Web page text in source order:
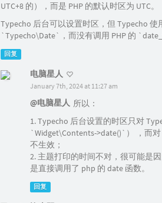
UTC+8 的），而是 PHP 的默认时区为 UTC。
Typecho 后台可以设置时区，但 Typecho
`Typecho\Date`，而没有调用 PHP 的
回复
电脑星人
January 7th, 2024 at 11:27 am
@电脑星人 所以：
1. Typecho 后台设置的时区只对
`Widget\Contents->date()`） ，而
不生效；
2. 主题打印的时间不对，很可能是
是直接调用了 php 的 date 函数。
回复